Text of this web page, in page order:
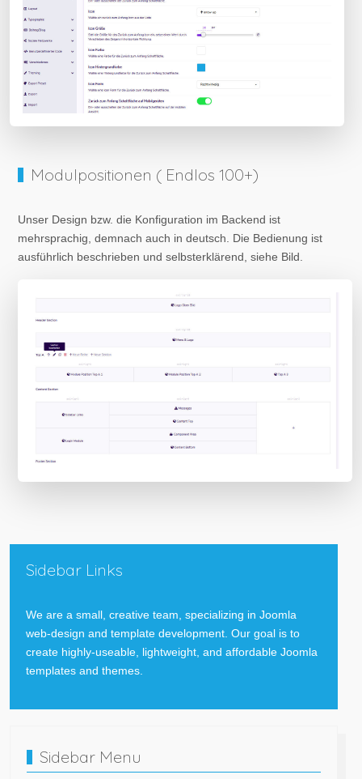
Modulpositionen ( Endlos 100+)
Unser Design bzw. die Konfiguration im Backend ist
mehrsprachig, demnach auch in deutsch. Die Bedienung ist
ausführlich beschrieben und selbsterklärend, siehe Bild.
Sidebar Links
We are a small, creative team, specializing in Joomla
web-design and template development. Our goal is to
create highly-useable, lightweight, and affordable Joomla
templates and themes.
Sidebar Menu